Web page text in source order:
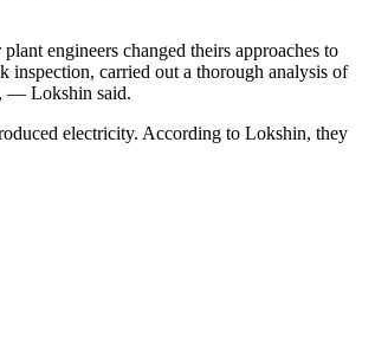
engineers changed theirs approaches to
inspection, carried out a thorough analysis of
— Lokshin said.
electricity. According to Lokshin, they